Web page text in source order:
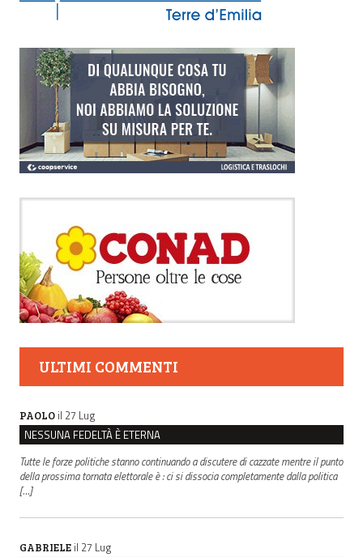
ULTIMI COMMENTI
PAOLO il 27 Lug
NESSUNA FEDELTÀ È ETERNA
Tutte le forze politiche stanno continuando a discutere di cazzate mentre il punto
della prossima tornata elettorale è : ci si dissocia completamente dalla politica
[…]
GABRIELE il 27 Lug